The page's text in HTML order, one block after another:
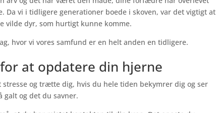
Da vi i tidligere generationer boede i skoven, var det vigtigt at
vilde dyr, som hurtigt kunne komme.
hvor vi vores samfund er en helt anden en tidligere.
at opdatere din hjerne
og trætte dig, hvis du hele tiden bekymrer dig og ser
galt og det du savner.